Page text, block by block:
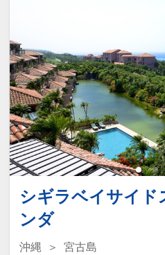
シギラベイサイド
ンダ
沖縄
宮古島